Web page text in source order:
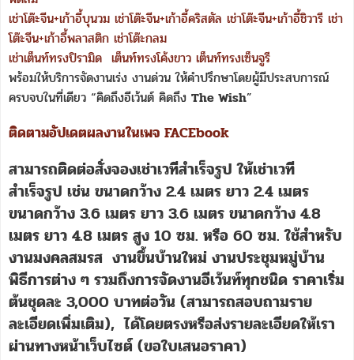
เช่าโต๊ะจีน+เก้าอี้บุนวม เช่าโต๊ะจีน+เก้าอี้คริสตัล เช่าโต๊ะจีน+เก้าอี้ชิวารี เช่า
โต๊ะจีน+เก้าอี้พลาสติก เช่าโต๊ะกลม
เช่าเต็นท์ทรงปิรามิด เต็นท์ทรงโค้งขาว เต็นท์ทรงเซ็นจูรี
พร้อมให้บริการจัดงานเร่ง งานด่วน ให้คำปรึกษาโดยผู้มีประสบการณ์
ครบจบในที่เดียว “คิดถึงอีเว้นต์ คิดถึง The Wish”
ติดตามอัปเดตผลงานในเพจ FACEbook
สามารถติดต่อสั่งจองเช่าเวทีสำเร็จรูปให้เช่าเวที
สำเร็จรูป เช่น ขนาดกว้าง 2.4 เมตร ยาว 2.4 เมตร
ขนาดกว้าง 3.6 เมตร ยาว 3.6 เมตร ขนาดกว้าง 4.8
เมตร ยาว 4.8 เมตร สูง 10 ซม. หรือ 60 ซม. ใช้สำหรับ
งานมงคลสมรส งานขึ้นบ้านใหม่ งานประชุมหมู่บ้าน
พิธีการต่าง ๆ รวมถึงการจัดงานอีเว้นท์ทุกชนิดราคาเริ่ม
ต้นชุดละ 3,000 บาทต่อวัน (สามารถสอบถามราย
ละเอียดเพิ่มเติม), ได้โดยตรงหรือส่งรายละเอียดให้เรา
ผ่านทางหน้าเว็บไซต์ (ขอใบเสนอราคา)